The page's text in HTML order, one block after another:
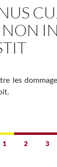
NON
les
1 2 3